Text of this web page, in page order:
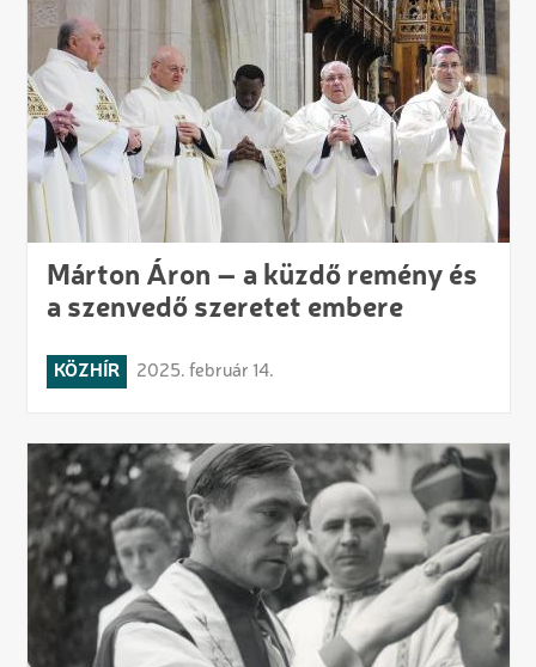
Márton Áron – a küzdő remény és
a szenvedő szeretet embere
KÖZHÍR 2025. február 14.